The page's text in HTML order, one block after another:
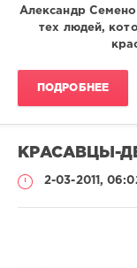
Александр
тех людей,
ПОДРОБНЕЕ
КРАСАВЦЫ-
2-03-2011,